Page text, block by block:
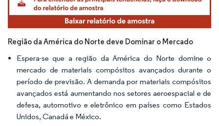
Região da América do Norte deve Dominar o Mercado
Espera-se que a região da América do Norte domine o
mercado de materiais compósitos avançados durante o
período de previsão. A demanda por materiais compósitos
avançados está aumentando nos setores aeroespacial e de
defesa, automotivo e eletrônico em países como Estados
Unidos, Canadá e México.